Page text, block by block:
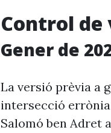
Control de
Gener de
La versió prèvia a
intersecció errònia
Salomó ben Adret